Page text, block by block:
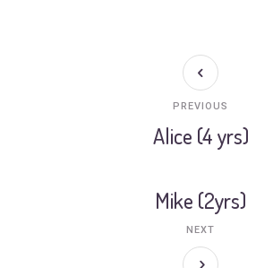
Alice (4 yrs)
PREVIOUS
Mike (2yrs)
NEXT